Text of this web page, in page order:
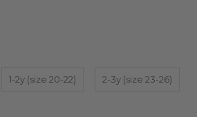
1-2y (size 20-22) 2-3y (size 23-26)